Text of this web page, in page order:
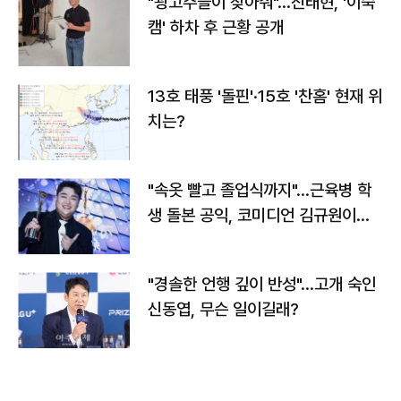
캠' 하차 후 근황 공개
13호 태풍 '돌핀'·15호 '찬홈' 현재 위
치는?
"속옷 빨고 졸업식까지"…근육병 학
생 돌본 공익, 코미디언 김규원이었
"경솔한 언행 깊이 반성"…고개 숙인
신동엽, 무슨 일이길래?